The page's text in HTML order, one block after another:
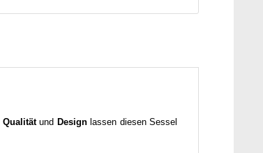
Qualitätund Designlassen diesen Sessel